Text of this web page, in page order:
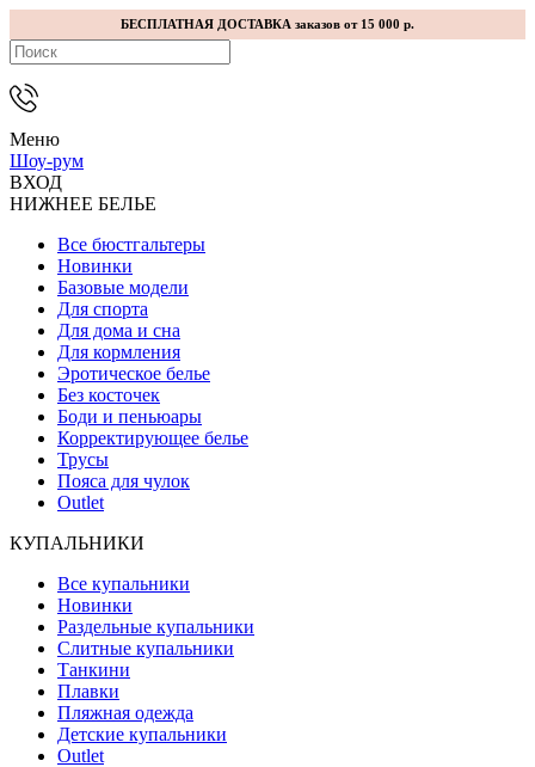
БЕСПЛАТНАЯ ДОСТАВКА заказов от 15 000 р.
Меню
Шоу-рум
ВХОД
НИЖНЕЕ БЕЛЬЕ
Все бюстгальтеры
Новинки
Базовые модели
Для спорта
Для дома и сна
Для кормления
Эротическое белье
Без косточек
Боди и пеньюары
Корректирующее белье
Трусы
Пояса для чулок
Outlet
КУПАЛЬНИКИ
Все купальники
Новинки
Раздельные купальники
Слитные купальники
Танкини
Плавки
Пляжная одежда
Детские купальники
Outlet